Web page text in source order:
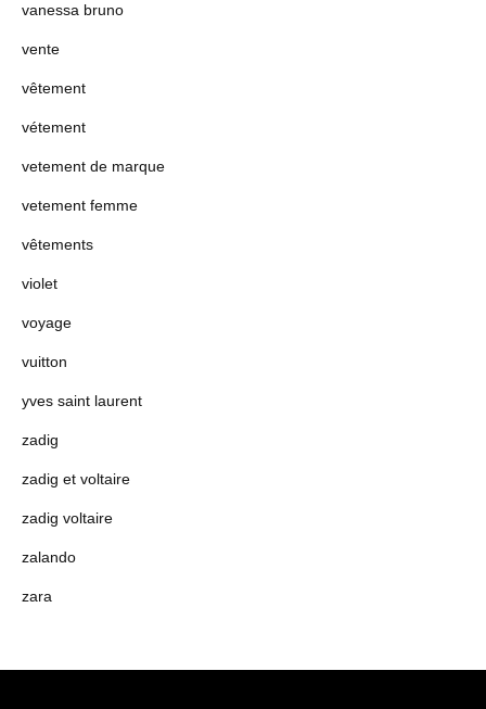
vanessa bruno
vente
vêtement
vétement
vetement de marque
vetement femme
vêtements
violet
voyage
vuitton
yves saint laurent
zadig
zadig et voltaire
zadig voltaire
zalando
zara